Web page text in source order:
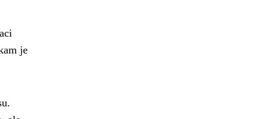
je